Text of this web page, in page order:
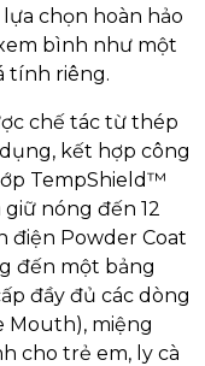
chọn hoàn hảo
bình như một
tính riêng.
chế tác từ thép
kết hợp công
TempShield™
nóng đến 12
điện Powder Coat
đến một bảng
đầy đủ các dòng
Mouth), miệng
cho trẻ em, ly cà